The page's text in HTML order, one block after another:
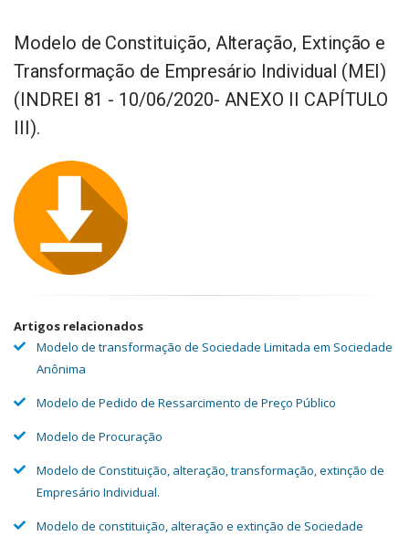
Modelo de Constituição, Alteração, Extinção e
Transformação de Empresário Individual (MEI)
(INDREI 81 - 10/06/2020- ANEXO II CAPÍTULO
III).
Artigos relacionados
Modelo de transformação de Sociedade Limitada em Sociedade
Anônima
Modelo de Pedido de Ressarcimento de Preço Público
Modelo de Procuração
Modelo de Constituição, alteração, transformação, extinção de
Empresário Individual.
Modelo de constituição, alteração e extinção de Sociedade